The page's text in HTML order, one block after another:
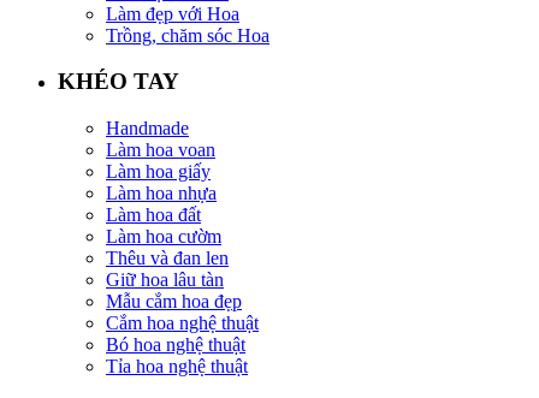
Làm đẹp với Hoa
Trồng, chăm sóc Hoa
KHÉO TAY
Handmade
Làm hoa voan
Làm hoa giấy
Làm hoa nhựa
Làm hoa đất
Làm hoa cườm
Thêu và đan len
Giữ hoa lâu tàn
Mẫu cắm hoa đẹp
Cắm hoa nghệ thuật
Bó hoa nghệ thuật
Tỉa hoa nghệ thuật